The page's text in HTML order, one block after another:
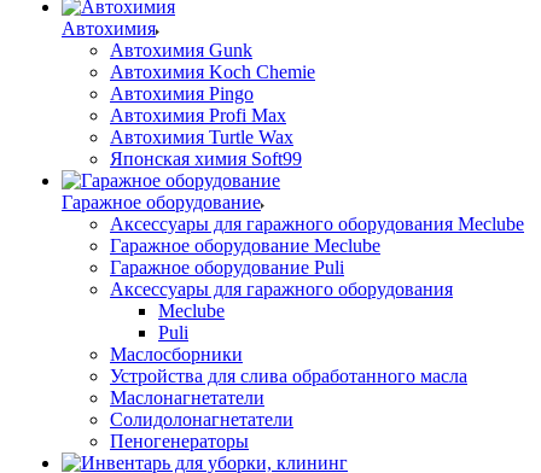
Автохимия
Автохимия Gunk
Автохимия Koch Chemie
Автохимия Pingo
Автохимия Profi Max
Автохимия Turtle Wax
Японская химия Soft99
Гаражное оборудование
Аксессуары для гаражного оборудования Meclube
Гаражное оборудование Meclube
Гаражное оборудование Puli
Аксессуары для гаражного оборудования
Meclube
Puli
Маслосборники
Устройства для слива обработанного масла
Маслонагнетатели
Солидолонагнетатели
Пеногенераторы